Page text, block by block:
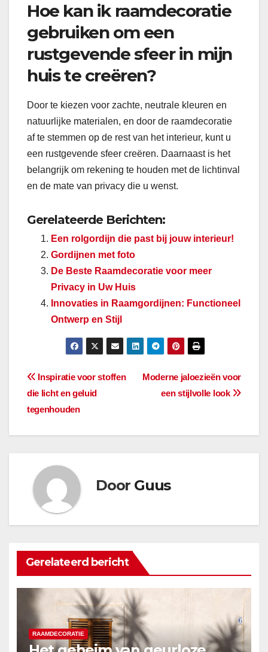
Hoe kan ik raamdecoratie
gebruiken om een
rustgevende sfeer in mijn
huis te creëren?
Door te kiezen voor zachte, neutrale kleuren en
natuurlijke materialen, en door de raamdecoratie
af te stemmen op de rest van het interieur, kunt u
een rustgevende sfeer creëren. Daarnaast is het
belangrijk om rekening te houden met de lichtinval
en de mate van privacy die u wenst.
Gerelateerde Berichten:
Een rolgordijn die past bij jouw interieur!
Gordijnen met foto
De Beste Raamdecoratie voor meer
Privacy in Uw Huis
Innovaties in Raamgordijnen: Functioneel
Ontwerp en Stijl
Bericht
navigatie
Moderne jaloezieën voor
een stijlvolle look
Inspiratie voor stoffen
die licht en geluid
tegenhouden
Door Guus
Gerelateerd bericht
RAAMDECORATIE